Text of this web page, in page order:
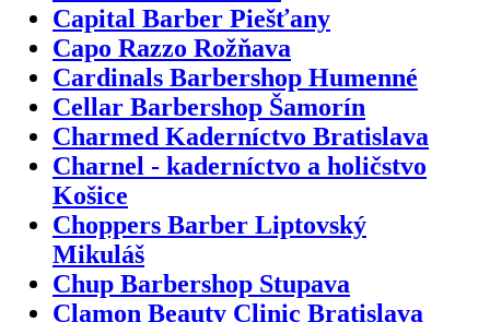
Capital Barber Piešťany
Capo Razzo Rožňava
Cardinals Barbershop Humenné
Cellar Barbershop Šamorín
Charmed Kaderníctvo Bratislava
Charnel - kaderníctvo a holičstvo
Košice
Choppers Barber Liptovský
Mikuláš
Chup Barbershop Stupava
Clamon Beauty Clinic Bratislava